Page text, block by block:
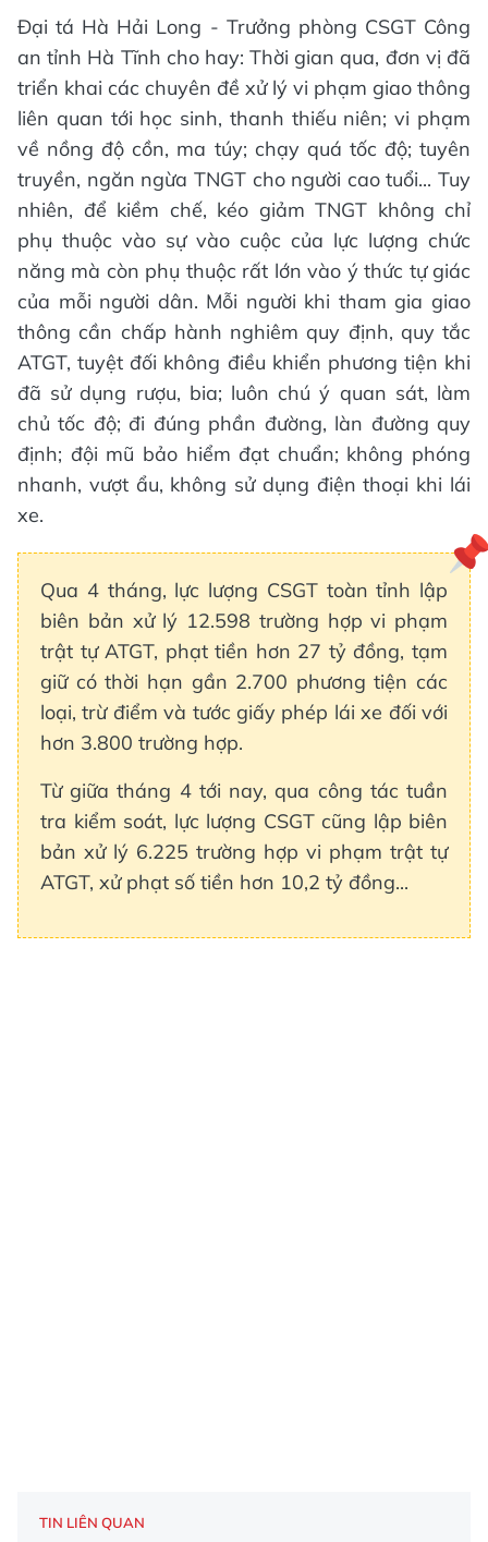
Đại tá Hà Hải Long - Trưởng phòng CSGT Công
an tỉnh Hà Tĩnh cho hay: Thời gian qua, đơn vị đã
triển khai các chuyên đề xử lý vi phạm giao thông
liên quan tới học sinh, thanh thiếu niên; vi phạm
về nồng độ cồn, ma túy; chạy quá tốc độ; tuyên
truyền, ngăn ngừa TNGT cho người cao tuổi... Tuy
nhiên, để kiềm chế, kéo giảm TNGT không chỉ
phụ thuộc vào sự vào cuộc của lực lượng chức
năng mà còn phụ thuộc rất lớn vào ý thức tự giác
của mỗi người dân. Mỗi người khi tham gia giao
thông cần chấp hành nghiêm quy định, quy tắc
ATGT, tuyệt đối không điều khiển phương tiện khi
đã sử dụng rượu, bia; luôn chú ý quan sát, làm
chủ tốc độ; đi đúng phần đường, làn đường quy
định; đội mũ bảo hiểm đạt chuẩn; không phóng
nhanh, vượt ẩu, không sử dụng điện thoại khi lái
xe.​
Qua 4 tháng, lực lượng CSGT toàn tỉnh lập
biên bản xử lý 12.598 trường hợp vi phạm
trật tự ATGT, phạt tiền hơn 27 tỷ đồng, tạm
giữ có thời hạn gần 2.700 phương tiện các
loại, trừ điểm và tước giấy phép lái xe đối với
hơn 3.800 trường hợp.
Từ giữa tháng 4 tới nay, qua công tác tuần
tra kiểm soát, lực lượng CSGT cũng lập biên
bản xử lý 6.225 trường hợp vi phạm trật tự
ATGT, xử phạt số tiền hơn 10,2 tỷ đồng...
TIN LIÊN QUAN